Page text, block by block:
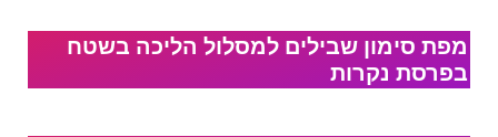
מפת סימון שבילים למסלול הליכה בשטח
בפרסת נקרות